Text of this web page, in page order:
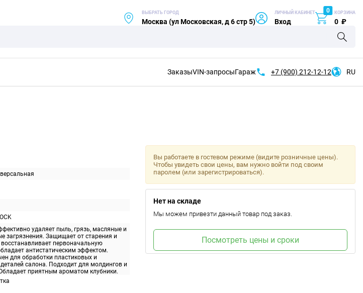
ВЫБРАТЬ ГОРОД
Москва (ул Московская, д 6 стр 5)
ЛИЧНЫЙ КАБИНЕТ
Вход
0 КОРЗИНА
0 ₽
ЗаказыVIN-запросыГараж +7 (900) 212-12-12 RU
удаляет пыль, грязь, масляные и
загрязнения. Защищает от старения и
первоначальную
антистатическим эффектом.
для обработки пластиковых и
салона. Подходит для молдингов и
приятным ароматом клубники.
Вы работаете в гостевом режиме (видите розничные цены).
Чтобы увидеть свои цены, вам нужно войти под своим
паролем (или зарегистрироваться).
Нет на складе
Мы можем привезти данный товар под заказ.
Посмотреть цены и сроки